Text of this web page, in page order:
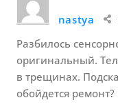
nastya
Разбилось
оригинальный.
в трещинах.
обойдется ремонт?